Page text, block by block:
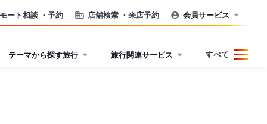
ート相談 ・予約 店舗検索 ・来店予約 会員サービス
テーマから探す旅行 旅行関連サービス すべて